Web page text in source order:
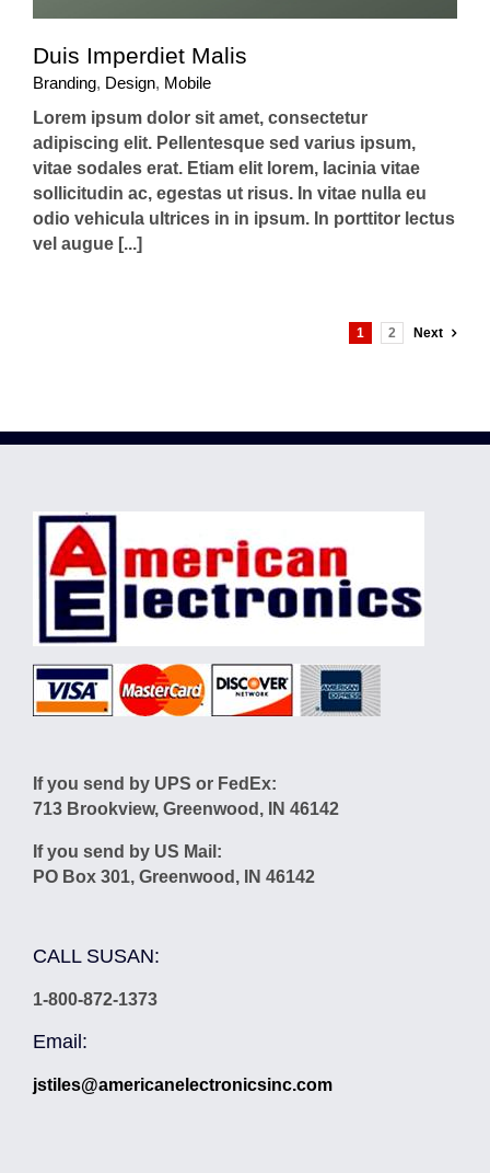
Duis Imperdiet Malis
Branding, Design, Mobile
Lorem ipsum dolor sit amet, consectetur
adipiscing elit. Pellentesque sed varius ipsum,
vitae sodales erat. Etiam elit lorem, lacinia vitae
sollicitudin ac, egestas ut risus. In vitae nulla eu
odio vehicula ultrices in in ipsum. In porttitor lectus
vel augue [...]
1 2 Next
If you send by UPS or FedEx:
713 Brookview, Greenwood, IN 46142
If you send by US Mail:
PO Box 301, Greenwood, IN 46142
CALL SUSAN:
1-800-872-1373
Email:
jstiles@americanelectronicsinc.com